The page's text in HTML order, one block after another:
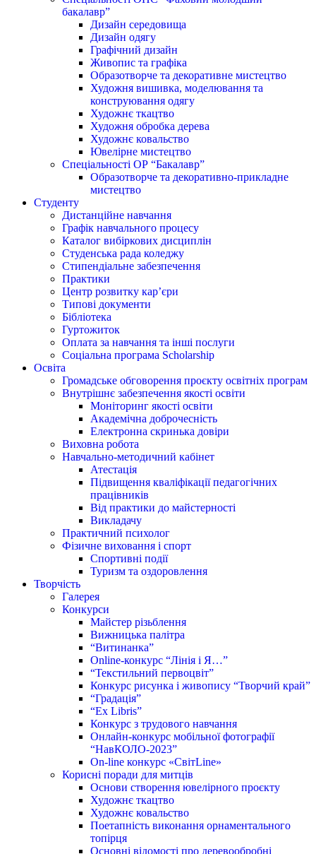
бакалавр”
Дизайн середовища
Дизайн одягу
Графічний дизайн
Живопис та графіка
Образотворче та декоративне мистецтво
Художня вишивка, моделювання та
конструювання одягу
Художнє ткацтво
Художня обробка дерева
Художнє ковальство
Ювелірне мистецтво
Спеціальності ОР “Бакалавр”
Образотворче та декоративно-прикладне
мистецтво
Студенту
Дистанційне навчання
Графік навчального процесу
Каталог вибіркових дисциплін
Студенська рада коледжу
Стипендіальне забезпечення
Практики
Центр розвитку кар’єри
Типові документи
Бібліотека
Гуртожиток
Оплата за навчання та інші послуги
Соціальна програма Scholarship
Освіта
Громадське обговорення проєкту освітніх програм
Внутрішнє забезпечення якості освіти
Моніторинг якості освіти
Академічна доброчесність
Електронна скринька довіри
Виховна робота
Навчально-методичний кабінет
Атестація
Підвищення кваліфікації педагогічних
працівників
Від практики до майстерності
Викладачу
Практичний психолог
Фізичне виховання і спорт
Спортивні події
Туризм та оздоровлення
Творчість
Галерея
Конкурси
Майстер різьблення
Вижницька палітра
“Витинанка”
Online-конкурс “Лінія і Я…”
“Текстильний первоцвіт”
Конкурс рисунка і живопису “Творчий край”
“Градація”
“Ex Libris”
Конкурс з трудового навчання
Онлайн-конкурс мобільної фотографії
“НавКОЛО-2023”
On-line конкурс «СвітLine»
Корисні поради для митців
Основи створення ювелірного проєкту
Художнє ткацтво
Художнє ковальство
Поетапність виконання орнаментального
топірця
Основні відомості про деревообробні